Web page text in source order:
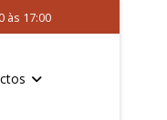
às 17:00